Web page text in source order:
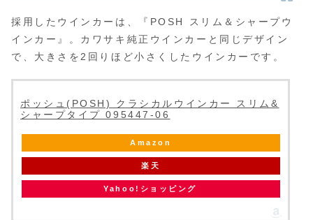
採用したウインカーは、『POSH スリム＆シャープウ
インカー』。カワサキ純正ウインカーと同じデザイン
で、大きさを2回りほど小さくしたウインカーです。
ポッシュ(POSH) クラシカルウインカー スリム&
シャープタイプ 095447-06
Amazon
楽天
Yahoo!ショッピング